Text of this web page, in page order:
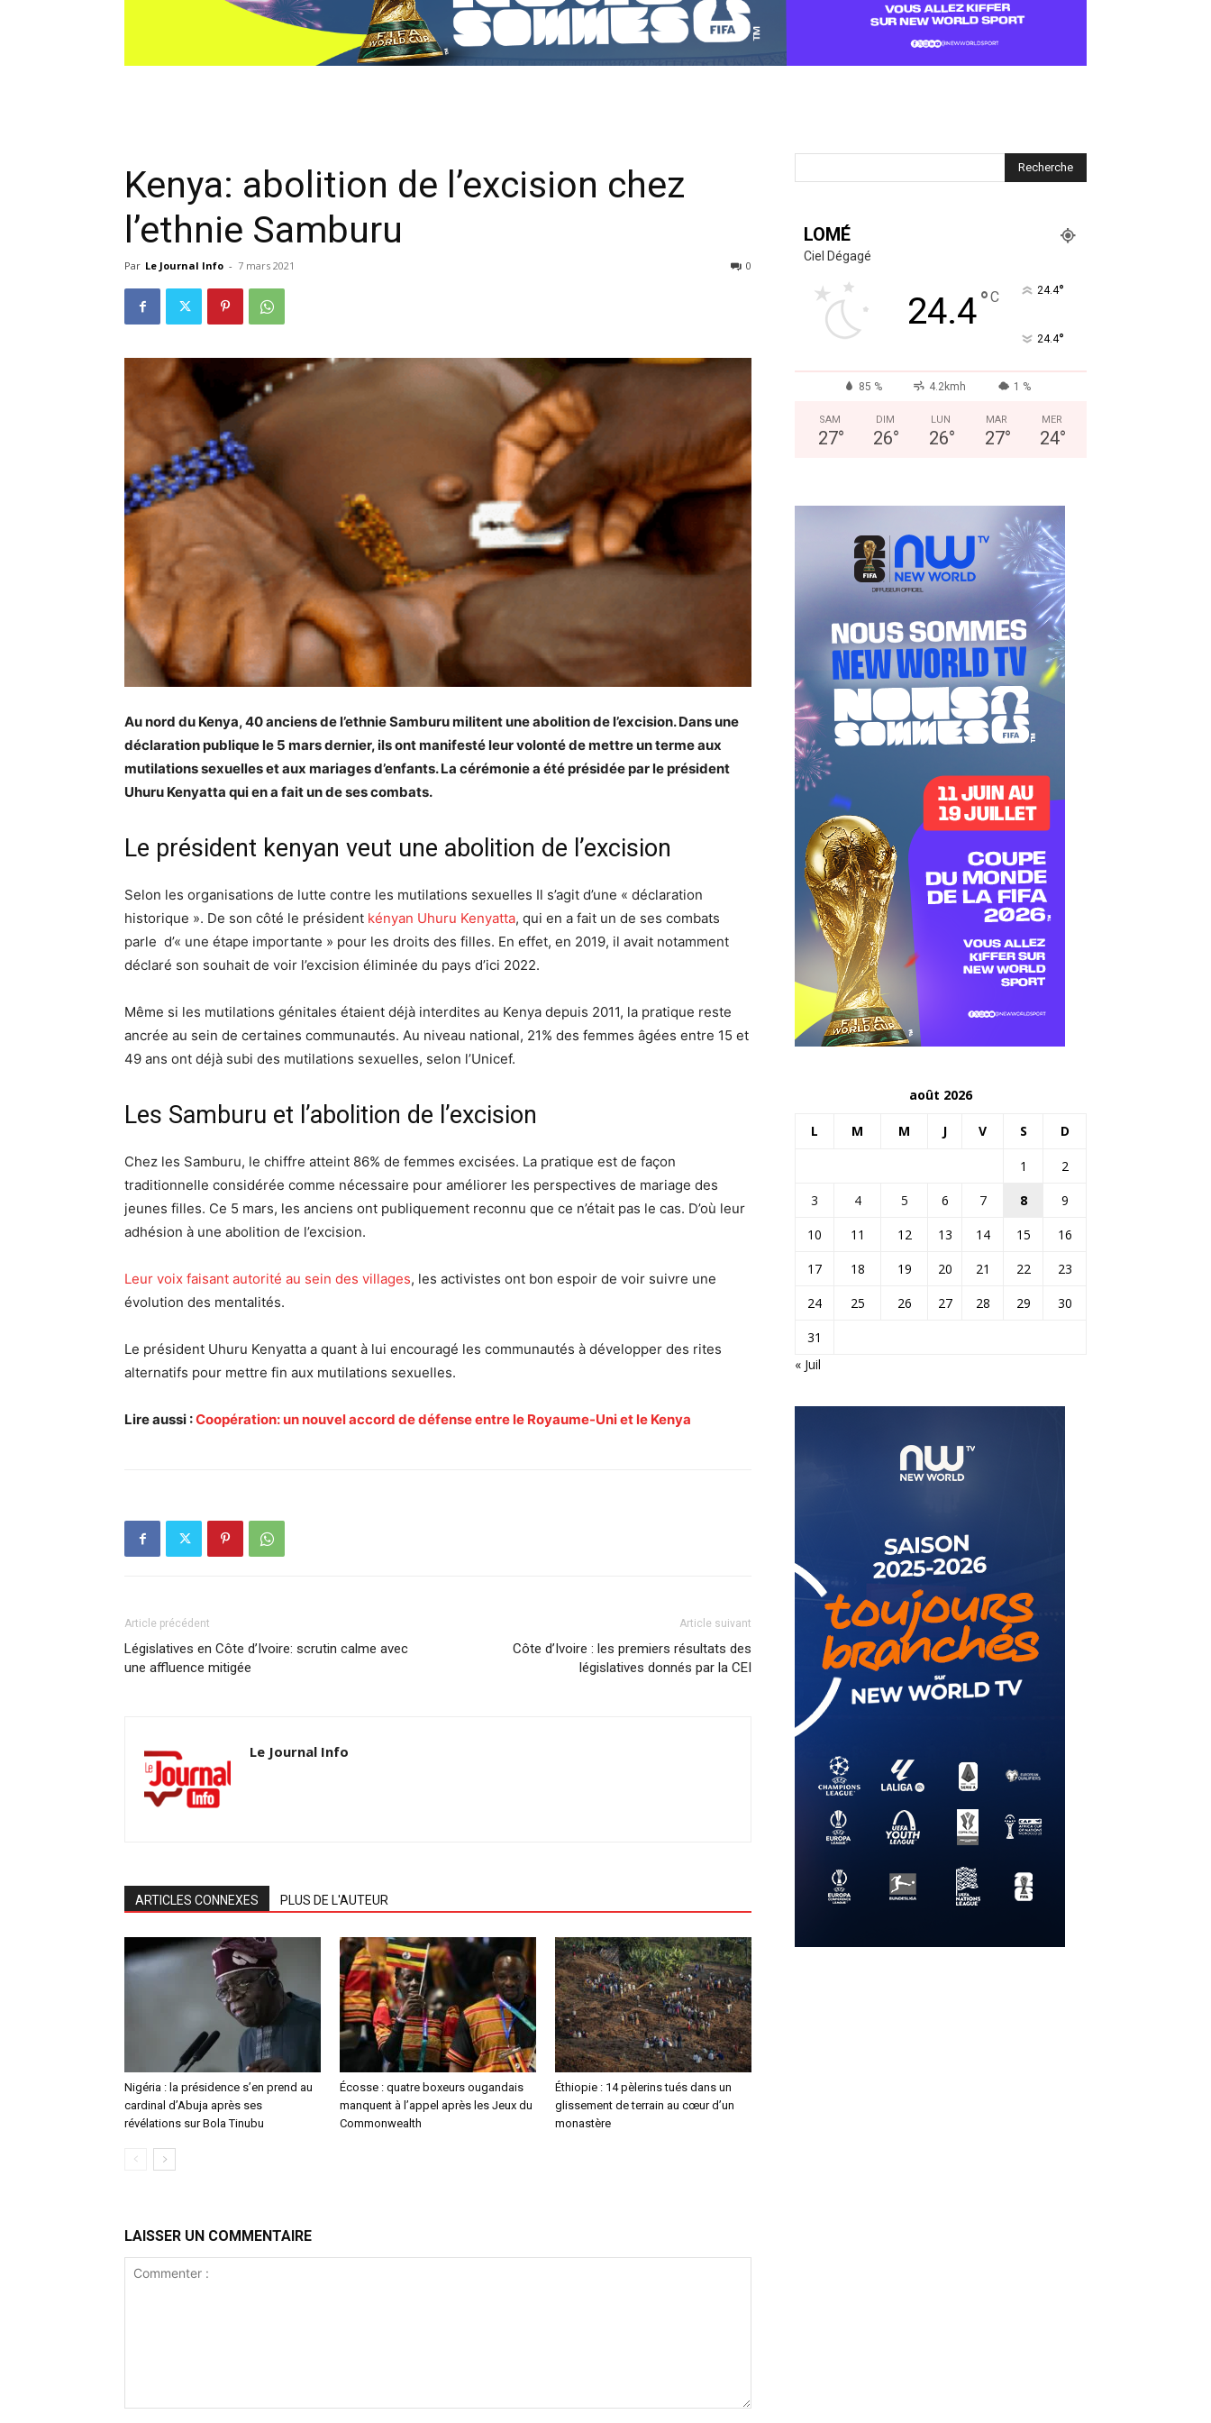
Kenya: abolition de l’excision chez
l’ethnie Samburu
Par Le Journal Info - 7 mars 2021 0
Au nord du Kenya, 40 anciens de l’ethnie Samburu militent une abolition de l’excision. Dans une
déclaration publique le 5 mars dernier, ils ont manifesté leur volonté de mettre un terme aux
mutilations sexuelles et aux mariages d’enfants. La cérémonie a été présidée par le président
Uhuru Kenyatta qui en a fait un de ses combats.
Le président kenyan veut une abolition de l’excision
Selon les organisations de lutte contre les mutilations sexuelles Il s’agit d’une « déclaration
historique ». De son côté le président kényan Uhuru Kenyatta, qui en a fait un de ses combats
parle d’« une étape importante » pour les droits des filles. En effet, en 2019, il avait notamment
déclaré son souhait de voir l’excision éliminée du pays d’ici 2022.
Même si les mutilations génitales étaient déjà interdites au Kenya depuis 2011, la pratique reste
ancrée au sein de certaines communautés. Au niveau national, 21% des femmes âgées entre 15 et
49 ans ont déjà subi des mutilations sexuelles, selon l’Unicef.
Les Samburu et l’abolition de l’excision
Chez les Samburu, le chiffre atteint 86% de femmes excisées. La pratique est de façon
traditionnelle considérée comme nécessaire pour améliorer les perspectives de mariage des
jeunes filles. Ce 5 mars, les anciens ont publiquement reconnu que ce n’était pas le cas. D’où leur
adhésion à une abolition de l’excision.
Leur voix faisant autorité au sein des villages, les activistes ont bon espoir de voir suivre une
évolution des mentalités.
Le président Uhuru Kenyatta a quant à lui encouragé les communautés à développer des rites
alternatifs pour mettre fin aux mutilations sexuelles.
Lire aussi :Coopération: un nouvel accord de défense entre le Royaume-Uni et le Kenya
Article précédent
Législatives en Côte d’Ivoire: scrutin calme avec
une affluence mitigée
Article suivant
Côte d’Ivoire : les premiers résultats des
législatives donnés par la CEI
Le Journal Info
ARTICLES CONNEXES PLUS DE L'AUTEUR
Nigéria : la présidence s’en prend au
cardinal d’Abuja après ses
révélations sur Bola Tinubu
Écosse : quatre boxeurs ougandais
manquent à l’appel après les Jeux du
Commonwealth
Éthiopie : 14 pèlerins tués dans un
glissement de terrain au cœur d’un
monastère
LAISSER UN COMMENTAIRE
LOMÉ
Ciel Dégagé
24.4°C 24.4°
24.4°
85 % 4.2kmh 1 %
SAM
27°
DIM
26°
LUN
26°
MAR
27°
MER
24°
août 2026
L M M J V S D
1
2
3
4 5 6 7 8
9
10
11 12 13 14 15
16
17
18 19 20 21 22
23
24
25 26 27 28 29
30
31
« Juil